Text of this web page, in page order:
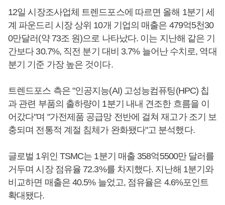
12일 시장조사업체 트렌드포스에 따르면 올해 1분기 세
계 파운드리 시장 상위 10개 기업의 매출은 479억5천30
0만달러(약 73조 원)으로 나타났다. 이는 지난해 같은 기
간보다 30.7%, 직전 분기 대비 3.7% 늘어난 수치로, 역대
분기 기준 가장 높은 것이다.
트렌드포스 측은 "인공지능(AI) 고성능컴퓨팅(HPC) 칩
과 관련 부품의 출하량이 1분기 내내 견조한 흐름을 이
어갔다"며 "가전제품 공급망 전반에 걸쳐 재고가 조기 보
충되며 전통적 계절 침체가 완화됐다"고 분석했다.
글로벌 1위인 TSMC는 1분기 매출 358억5500만 달러를
거두며 시장 점유율 72.3%를 차지했다. 지난해 1분기와
비교하면 매출은 40.5% 늘었고, 점유율은 4.6%포인트
확대됐다.